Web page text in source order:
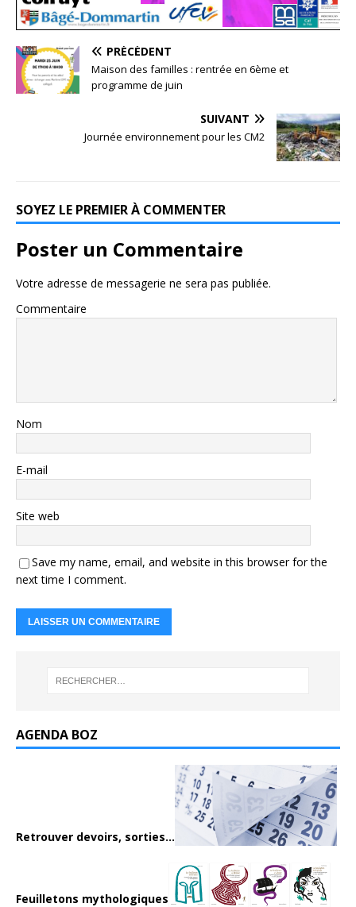
PRÉCÉDENT
Maison des familles : rentrée en 6ème et
programme de juin
SUIVANT
Journée environnement pour les CM2
SOYEZ LE PREMIER À COMMENTER
Poster un Commentaire
Votre adresse de messagerie ne sera pas publiée.
Commentaire
Nom
E-mail
Site web
Save my name, email, and website in this browser for the
next time I comment.
AGENDA BOZ
Retrouver devoirs, sorties...
Feuilletons mythologiques